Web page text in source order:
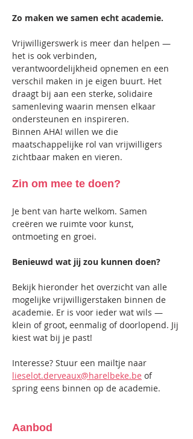
Zo maken we samen echt academie.
Vrijwilligerswerk is meer dan helpen —
het is ook verbinden,
verantwoordelijkheid opnemen en een
verschil maken in je eigen buurt. Het
draagt bij aan een sterke, solidaire
samenleving waarin mensen elkaar
ondersteunen en inspireren.
Binnen AHA! willen we die
maatschappelijke rol van vrijwilligers
zichtbaar maken en vieren.
Zin om mee te doen?
Je bent van harte welkom. Samen
creëren we ruimte voor kunst,
ontmoeting en groei.
Benieuwd wat jij zou kunnen doen?
Bekijk hieronder het overzicht van alle
mogelijke vrijwilligerstaken binnen de
academie. Er is voor ieder wat wils —
klein of groot, eenmalig of doorlopend. Jij
kiest wat bij je past!
Interesse? Stuur een mailtje naar
lieselot.derveaux@harelbeke.be of
spring eens binnen op de academie.
Aanbod